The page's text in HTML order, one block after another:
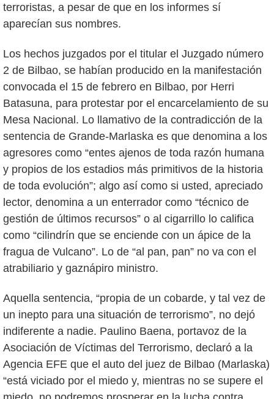
terroristas, a pesar de que en los informes sí
aparecían sus nombres.
Los hechos juzgados por el titular el Juzgado número
2 de Bilbao, se habían producido en la manifestación
convocada el 15 de febrero en Bilbao, por Herri
Batasuna, para protestar por el encarcelamiento de su
Mesa Nacional. Lo llamativo de la contradicción de la
sentencia de Grande-Marlaska es que denomina a los
agresores como “entes ajenos de toda razón humana
y propios de los estadios más primitivos de la historia
de toda evolución”; algo así como si usted, apreciado
lector, denomina a un enterrador como “técnico de
gestión de últimos recursos” o al cigarrillo lo califica
como “cilindrín que se enciende con un ápice de la
fragua de Vulcano”. Lo de “al pan, pan” no va con el
atrabiliario y gaznápiro ministro.
Aquella sentencia, “propia de un cobarde, y tal vez de
un inepto para una situación de terrorismo”, no dejó
indiferente a nadie. Paulino Baena, portavoz de la
Asociación de Víctimas del Terrorismo, declaró a la
Agencia EFE que el auto del juez de Bilbao (Marlaska)
“está viciado por el miedo y, mientras no se supere el